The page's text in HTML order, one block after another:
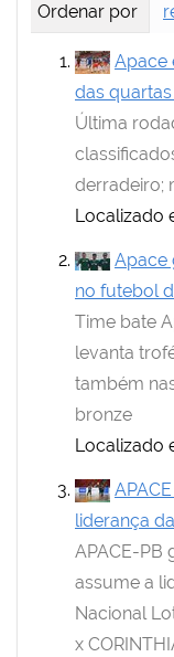
Ordenar por
Apace
das
Última
derradeiro;
Localizado
Apace
no futebol
Time bate
levanta
também
bronze
Localizado
liderança
APACE-PB
assume a
Nacional
x